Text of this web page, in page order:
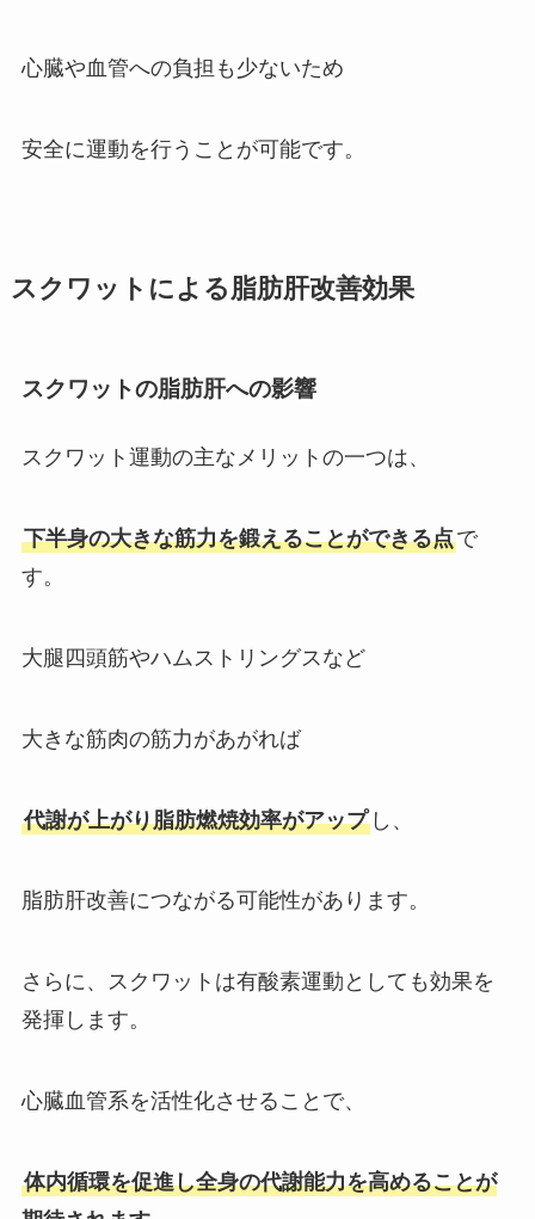
心臓や血管への負担も少ないため
安全に運動を行うことが可能です。
スクワットによる脂肪肝改善効果
スクワットの脂肪肝への影響
スクワット運動の主なメリットの一つは、
下半身の大きな筋力を鍛えることができる点で
す。
大腿四頭筋やハムストリングスなど
大きな筋肉の筋力があがれば
代謝が上がり脂肪燃焼効率がアップし、
脂肪肝改善につながる可能性があります。
さらに、スクワットは有酸素運動としても効果を
発揮します。
心臓血管系を活性化させることで、
体内循環を促進し全身の代謝能力を高めることが